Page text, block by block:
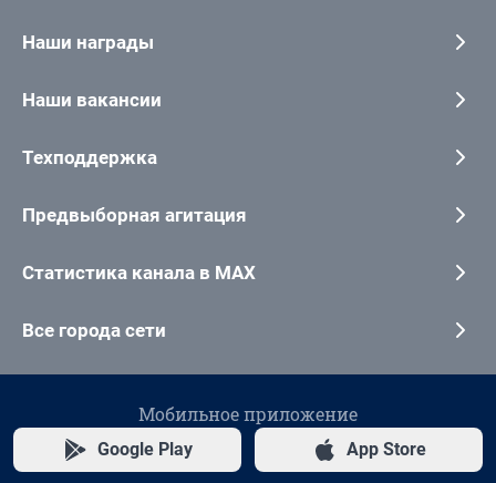
Наши награды
Наши вакансии
Техподдержка
Предвыборная агитация
Статистика канала в MAX
Все города сети
Мобильное приложение
Google Play App Store